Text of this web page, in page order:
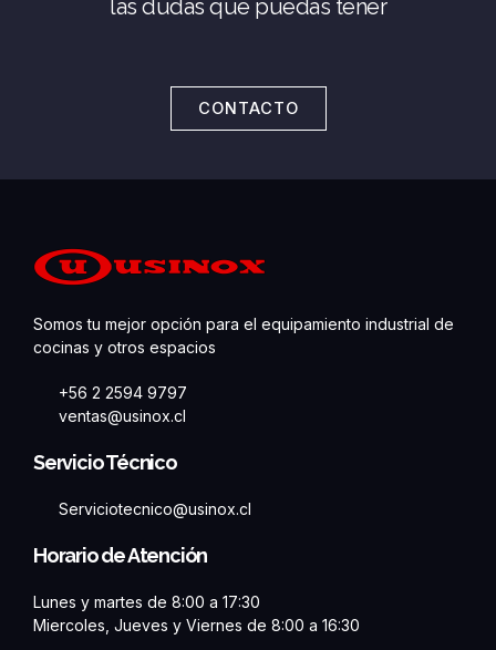
las dudas que puedas tener
CONTACTO
Somos tu mejor opción para el equipamiento industrial de
cocinas y otros espacios
+56 2 2594 9797
ventas@usinox.cl
Servicio Técnico
Serviciotecnico@usinox.cl
Horario de Atención
Lunes y martes de 8:00 a 17:30
Miercoles, Jueves y Viernes de 8:00 a 16:30